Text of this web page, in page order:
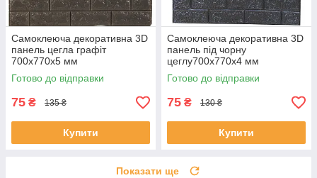
Самоклеюча декоративна 3D
панель цегла графіт
700x770x5 мм
Готово до відправки
75 ₴ 135 ₴
Купити
Самоклеюча декоративна 3D
панель під чорну
цеглу700x770x4 мм
Готово до відправки
75 ₴ 130 ₴
Купити
Показати ще